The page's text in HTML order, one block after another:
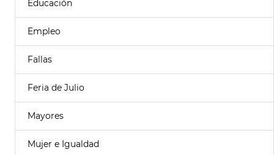
Educación
Empleo
Fallas
Feria de Julio
Mayores
Mujer e Igualdad